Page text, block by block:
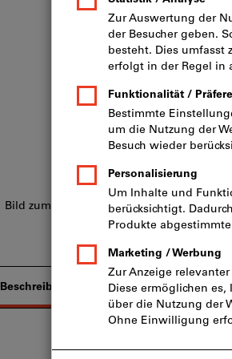
Bild zum Vergrößern anklicken
Beschreibung Downloads &